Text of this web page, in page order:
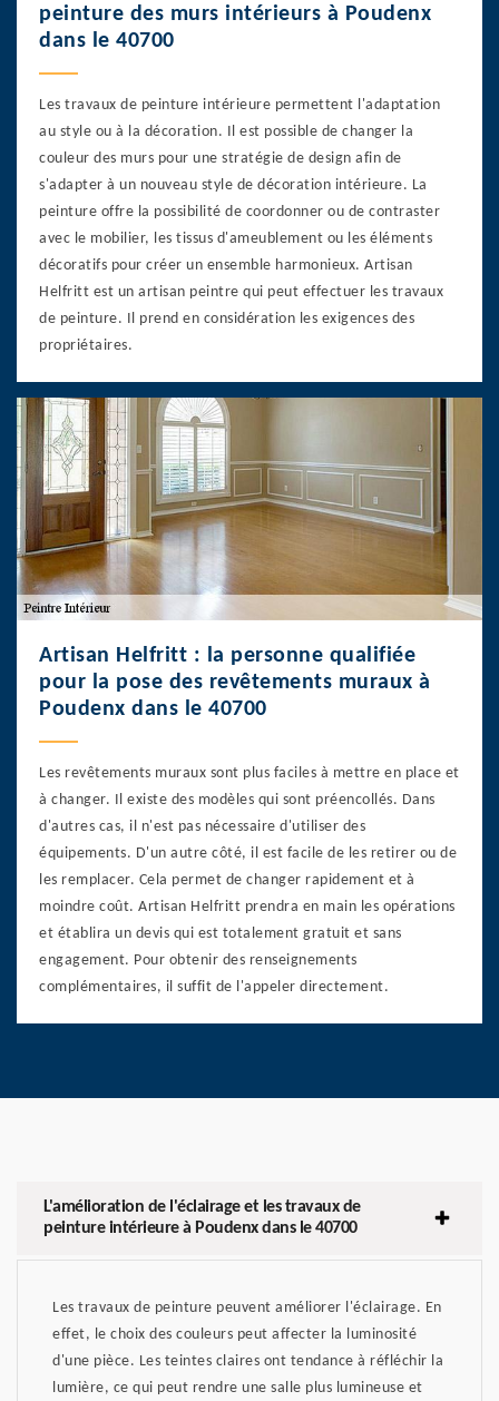
peinture des murs intérieurs à Poudenx
dans le 40700
Les travaux de peinture intérieure permettent l'adaptation
au style ou à la décoration. Il est possible de changer la
couleur des murs pour une stratégie de design afin de
s'adapter à un nouveau style de décoration intérieure. La
peinture offre la possibilité de coordonner ou de contraster
avec le mobilier, les tissus d'ameublement ou les éléments
décoratifs pour créer un ensemble harmonieux. Artisan
Helfritt est un artisan peintre qui peut effectuer les travaux
de peinture. Il prend en considération les exigences des
propriétaires.
Artisan Helfritt : la personne qualifiée
pour la pose des revêtements muraux à
Poudenx dans le 40700
Les revêtements muraux sont plus faciles à mettre en place et
à changer. Il existe des modèles qui sont préencollés. Dans
d'autres cas, il n'est pas nécessaire d'utiliser des
équipements. D'un autre côté, il est facile de les retirer ou de
les remplacer. Cela permet de changer rapidement et à
moindre coût. Artisan Helfritt prendra en main les opérations
et établira un devis qui est totalement gratuit et sans
engagement. Pour obtenir des renseignements
complémentaires, il suffit de l'appeler directement.
L'amélioration de l'éclairage et les travaux de
peinture intérieure à Poudenx dans le 40700
Les travaux de peinture peuvent améliorer l'éclairage. En
effet, le choix des couleurs peut affecter la luminosité
d'une pièce. Les teintes claires ont tendance à réfléchir la
lumière, ce qui peut rendre une salle plus lumineuse et